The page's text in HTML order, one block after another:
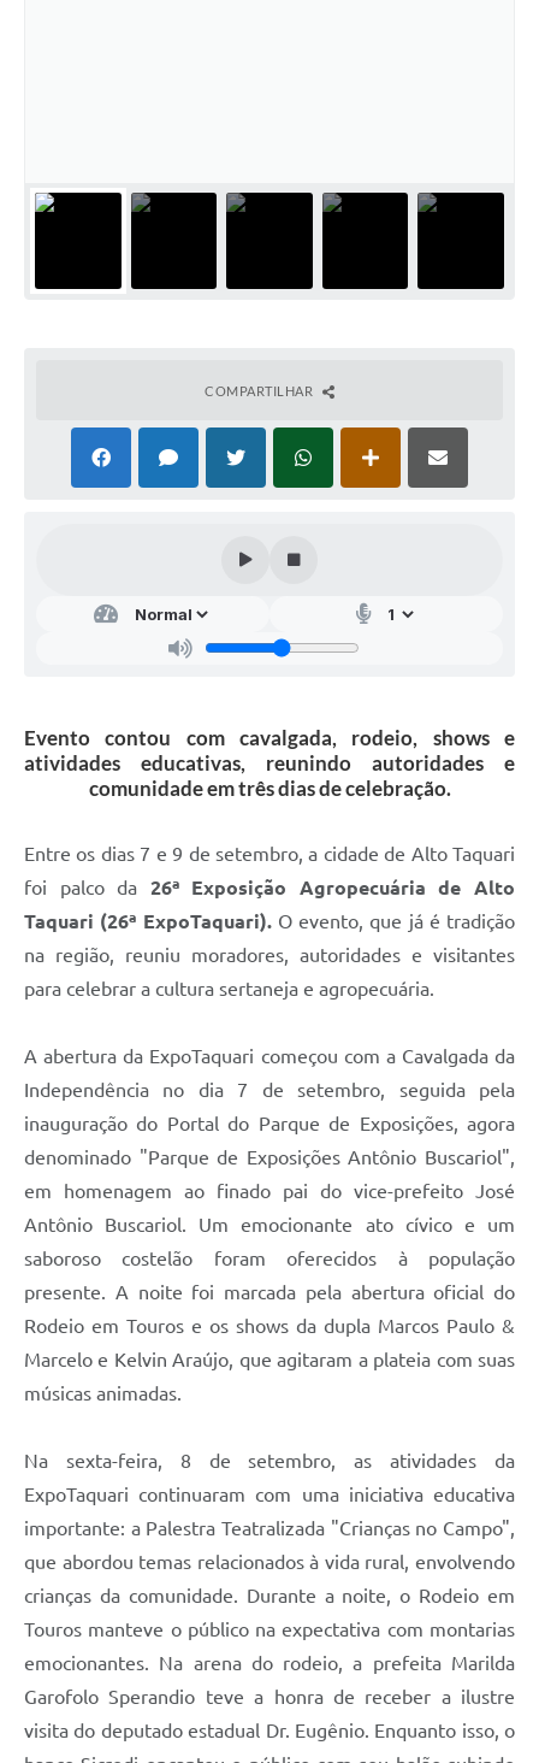
COMPARTILHAR
Evento contou com cavalgada, rodeio, shows e
atividades educativas, reunindo autoridades e
comunidade em três dias de celebração.
Entre os dias 7 e 9 de setembro, a cidade de Alto Taquari
foi palco da 26ª Exposição Agropecuária de Alto
Taquari (26ª ExpoTaquari). O evento, que já é tradição
na região, reuniu moradores, autoridades e visitantes
para celebrar a cultura sertaneja e agropecuária.
A abertura da ExpoTaquari começou com a Cavalgada da
Independência no dia 7 de setembro, seguida pela
inauguração do Portal do Parque de Exposições, agora
denominado "Parque de Exposições Antônio Buscariol",
em homenagem ao finado pai do vice-prefeito José
Antônio Buscariol. Um emocionante ato cívico e um
saboroso costelão foram oferecidos à população
presente. A noite foi marcada pela abertura oficial do
Rodeio em Touros e os shows da dupla Marcos Paulo &
Marcelo e Kelvin Araújo, que agitaram a plateia com suas
músicas animadas.
Na sexta-feira, 8 de setembro, as atividades da
ExpoTaquari continuaram com uma iniciativa educativa
importante: a Palestra Teatralizada "Crianças no Campo",
que abordou temas relacionados à vida rural, envolvendo
crianças da comunidade. Durante a noite, o Rodeio em
Touros manteve o público na expectativa com montarias
emocionantes. Na arena do rodeio, a prefeita Marilda
Garofolo Sperandio teve a honra de receber a ilustre
visita do deputado estadual Dr. Eugênio. Enquanto isso, o